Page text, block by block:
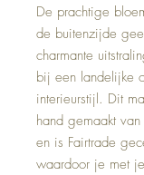
De prachtige
de buitenzijde
charmante
bij een landelijke
interieurstijl. Dit
hand gemaakt
en is Fairtrade
waardoor je met